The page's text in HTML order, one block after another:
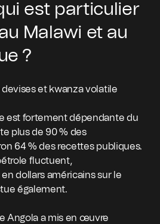
est particulier
Malawi et au
?
et kwanza volatile
est fortement dépendante du
plus de 90 % des
64 % des recettes publiques.
fluctuent,
dollars américains sur le
également.
Angola a mis en œuvre